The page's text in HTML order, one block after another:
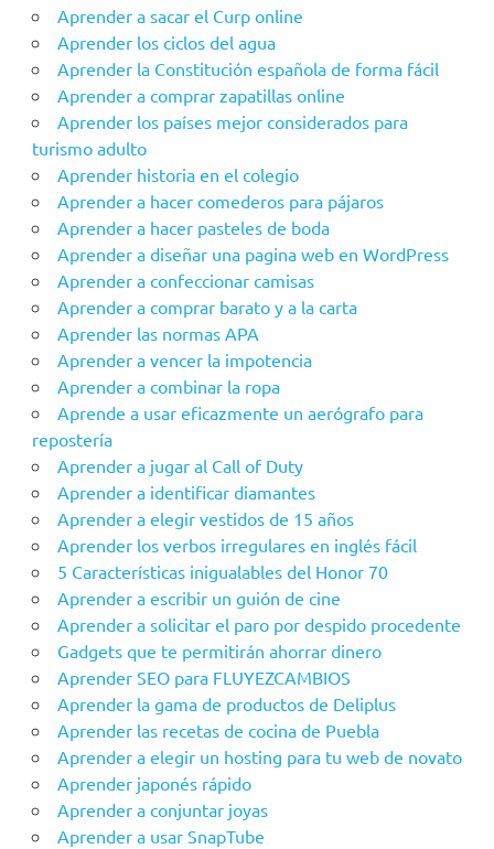
Aprender a sacar el Curp online
Aprender los ciclos del agua
Aprender la Constitución española de forma fácil
Aprender a comprar zapatillas online
Aprender los países mejor considerados para
turismo adulto
Aprender historia en el colegio
Aprender a hacer comederos para pájaros
Aprender a hacer pasteles de boda
Aprender a diseñar una pagina web en WordPress
Aprender a confeccionar camisas
Aprender a comprar barato y a la carta
Aprender las normas APA
Aprender a vencer la impotencia
Aprender a combinar la ropa
Aprende a usar eficazmente un aerógrafo para
repostería
Aprender a jugar al Call of Duty
Aprender a identificar diamantes
Aprender a elegir vestidos de 15 años
Aprender los verbos irregulares en inglés fácil
5 Características inigualables del Honor 70
Aprender a escribir un guión de cine
Aprender a solicitar el paro por despido procedente
Gadgets que te permitirán ahorrar dinero
Aprender SEO para FLUYEZCAMBIOS
Aprender la gama de productos de Deliplus
Aprender las recetas de cocina de Puebla
Aprender a elegir un hosting para tu web de novato
Aprender japonés rápido
Aprender a conjuntar joyas
Aprender a usar SnapTube